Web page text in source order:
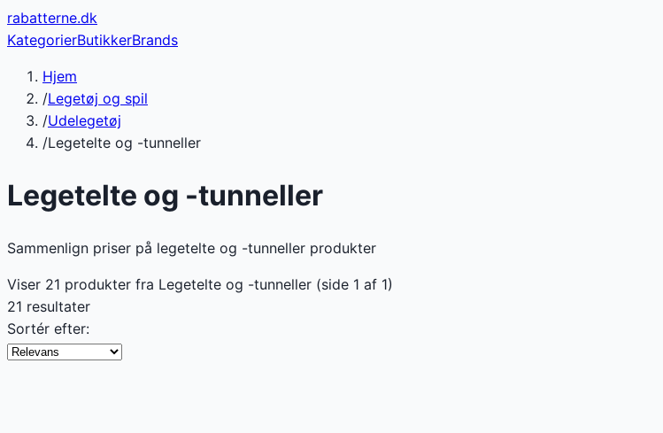
rabatterne.dk
KategorierButikkerBrands
Hjem
/Legetøj og spil
/Udelegetøj
/Legetelte og -tunneller
Legetelte og -tunneller
Sammenlign priser på legetelte og -tunneller produkter
Viser 21 produkter fra Legetelte og -tunneller (side 1 af 1)
21 resultater
Sortér efter: